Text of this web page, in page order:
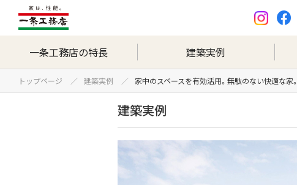
一条工務店の特長 建築実例
トップページ 建築実例 家中のスペースを有効活用。無駄のない快適な家。
建築実例